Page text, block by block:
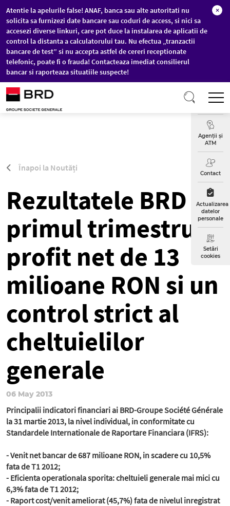
Sari la conținutul principal
Atentie la apelurile false! ANAF, banca sau alte autoritati nu
solicita sa furnizezi date bancare sau coduri de access, si nici sa
accesezi diverse linkuri, care pot duce la instalarea de aplicatii de
control la distanta a calculatorului tau. Nu efectua „tranzactii
bancare de test” si nu accepta astfel de cereri receptionate
telefonic, poate fi o frauda! Contacteaza imediat consilierul
bancar si raporteaza situatiile suspecte!
×
Curs
Agenții și
ATM
Contact
Actualizarea
datelor
personale
Setări
cookies
Înapoi la Noutăți
Rezultatele BRD pe
primul trimestru:
profit net de 13
milioane RON si un
control strict al
cheltuielilor
generale
06 May 2013
Principalii indicatori financiari ai BRD-Groupe Société Générale
la 31 martie 2013, la nivel individual, in conformitate cu
Standardele Internationale de Raportare Financiara (IFRS):
- Venit net bancar de 687 milioane RON, in scadere cu 10,5%
fata de T1 2012;
- Eficienta operationala sporita: cheltuieli generale mai mici cu
6,3% fata de T1 2012;
- Raport cost/venit ameliorat (45,7%) fata de nivelul inregistrat